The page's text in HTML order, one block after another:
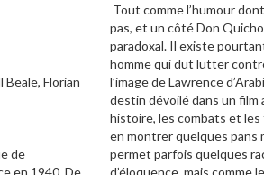
Beale, Florian
de
en 1940. De
Tout comme l’humour
pas, et un côté Don
paradoxal. Il existe
homme qui dut lutter
l’image de Lawrence
destin dévoilé dans un film
histoire, les combats et
en montrer quelques pans
permet parfois quelques
d’éloquence, mais comme